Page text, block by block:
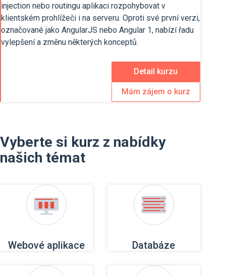
injection nebo routingu aplikaci rozpohybovat v
klientském prohlížeči i na serveru. Oproti své první verzi,
označované jako AngularJS nebo Angular 1, nabízí řadu
vylepšení a změnu některých konceptů.
Detail kurzu
Mám zájem o kurz
Vyberte si kurz z nabídky
našich témat
Webové aplikace Databáze